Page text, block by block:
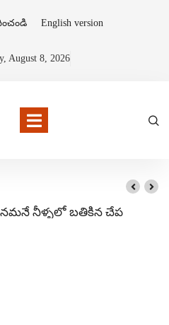
English version
August 8, 2026
నీళ్ళలో బతికిన చేప